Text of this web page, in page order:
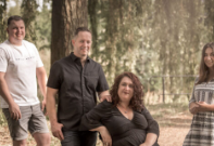
+